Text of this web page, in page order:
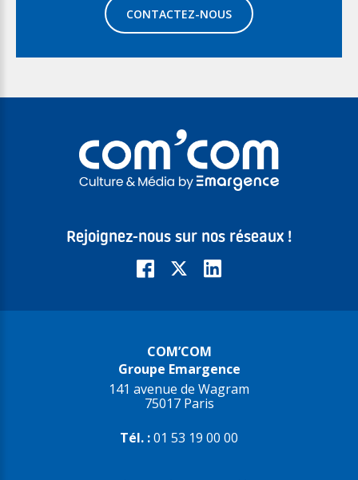
CONTACTEZ-NOUS
Rejoignez-nous sur nos réseaux !
COM’COM
Groupe Emargence
141 avenue de Wagram
75017 Paris
Tél. :01 53 19 00 00